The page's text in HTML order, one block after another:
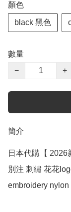
顏色
black 黑色
數量
−
+
簡介
日本代購【﻿
別注 刺繡 花花
embroidery nylon